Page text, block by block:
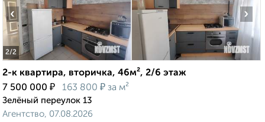
2/2
‹ ›
2-к квартира, вторичка, 46м², 2/6 этаж
7 500 000 ₽ 163 800 ₽ за м²
Зелёный переулок 13
Агентство, 07.08.2026